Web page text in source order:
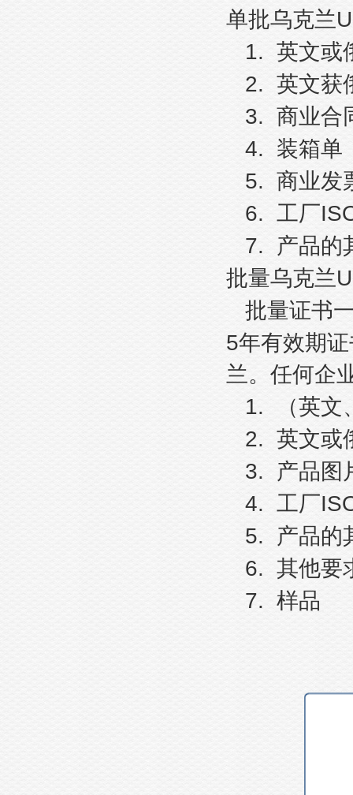
单批乌克兰
1. 英文或
2. 英文获
3. 商业合
4. 装箱单
5. 商业发
6. 工厂
7. 产品的
批量乌克兰
批量证书
5年有效期
兰。任何企
1. （英
2. 英文或
3. 产品图
4. 工厂
5. 产品的
6. 其他要
7. 样品